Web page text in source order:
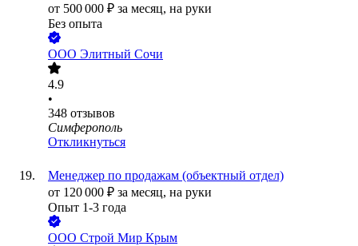
от 500 000 ₽ за месяц, на руки
Без опыта
ООО Элитный Сочи
4.9
•
348 отзывов
Симферополь
Откликнуться
Менеджер по продажам (объектный отдел)
от 120 000 ₽ за месяц, на руки
Опыт 1-3 года
ООО Строй Мир Крым